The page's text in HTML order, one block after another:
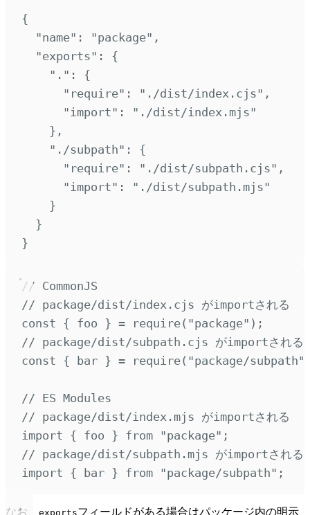
{
"name" : "package" ,
"exports" :
{
" . " :
{
" require" : " ./dist/index.cjs" ,
" import" : " ./dist/index.mjs"
},
" ./subpath" :
{
" require" : " ./dist/subpath.cjs" ,
" import" : " ./dist/subpath.mjs"
}
}
}
// CommonJS
// package/dist/index.cjs がimportされる
const { foo } = require( "package" ) ;
// package/dist/subpath.cjs がimportされる
const { bar } = require( "package/subpath"
// ES Modules
// package/dist/index.mjs がimportされる
import { foo } from "package" ;
// package/dist/subpath.mjs がimportされる
import { bar } from "package/subpath" ;
なお、 exportsフィールドがある場合はパッケージ内の明示